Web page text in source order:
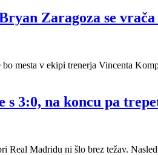
Zaragoza se
mesta v ekipi trenerja Vincenta
3:0, na koncu pa
Madridu ni šlo brez težav.